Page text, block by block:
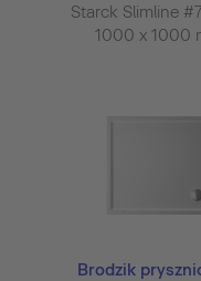
Starck Slimline
1000 x 1000
Brodzik